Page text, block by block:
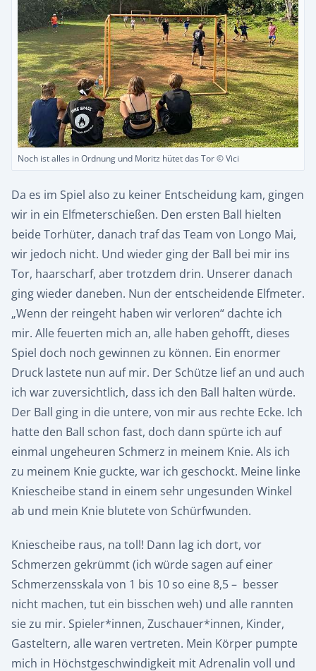
Noch ist alles in Ordnung und Moritz hütet das Tor © Vici
Da es im Spiel also zu keiner Entscheidung kam, gingen
wir in ein Elfmeterschießen. Den ersten Ball hielten
beide Torhüter, danach traf das Team von Longo Mai,
wir jedoch nicht. Und wieder ging der Ball bei mir ins
Tor, haarscharf, aber trotzdem drin. Unserer danach
ging wieder daneben. Nun der entscheidende Elfmeter.
„Wenn der reingeht haben wir verloren“ dachte ich
mir. Alle feuerten mich an, alle haben gehofft, dieses
Spiel doch noch gewinnen zu können. Ein enormer
Druck lastete nun auf mir. Der Schütze lief an und auch
ich war zuversichtlich, dass ich den Ball halten würde.
Der Ball ging in die untere, von mir aus rechte Ecke. Ich
hatte den Ball schon fast, doch dann spürte ich auf
einmal ungeheuren Schmerz in meinem Knie. Als ich
zu meinem Knie guckte, war ich geschockt. Meine linke
Kniescheibe stand in einem sehr ungesunden Winkel
ab und mein Knie blutete von Schürfwunden.
Kniescheibe raus, na toll! Dann lag ich dort, vor
Schmerzen gekrümmt (ich würde sagen auf einer
Schmerzensskala von 1 bis 10 so eine 8,5 – besser
nicht machen, tut ein bisschen weh) und alle rannten
sie zu mir. Spieler*innen, Zuschauer*innen, Kinder,
Gasteltern, alle waren vertreten. Mein Körper pumpte
mich in Höchstgeschwindigkeit mit Adrenalin voll und